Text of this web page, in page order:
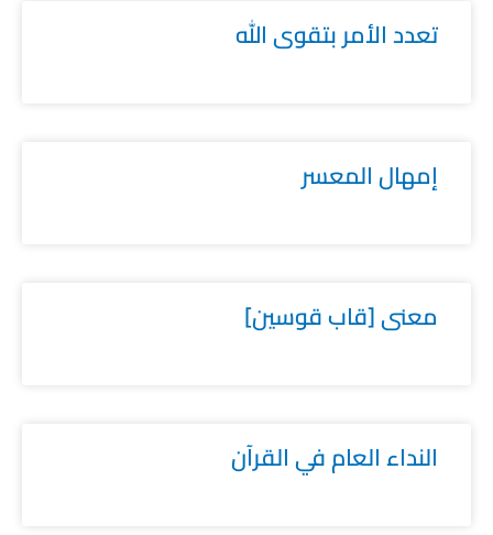
تعدد الأمر بتقوى الله
إمهال المعسر
معنى [قاب قوسين]
النداء العام في القرآن